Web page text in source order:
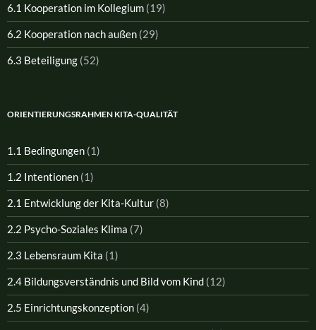
6.1 Kooperation im Kollegium (19)
6.2 Kooperation nach außen (29)
6.3 Beteiligung (52)
ORIENTIERUNGSRAHMEN KITA-QUALITÄT
1.1 Bedingungen (1)
1.2 Intentionen (1)
2.1 Entwicklung der Kita-Kultur (8)
2.2 Psycho-Soziales Klima (7)
2.3 Lebensraum Kita (1)
2.4 Bildungsverständnis und Bild vom Kind (12)
2.5 Einrichtungskonzeption (4)